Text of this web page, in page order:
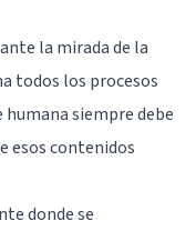
la mirada de la
todos los procesos
siempre debe
esos contenidos
donde se